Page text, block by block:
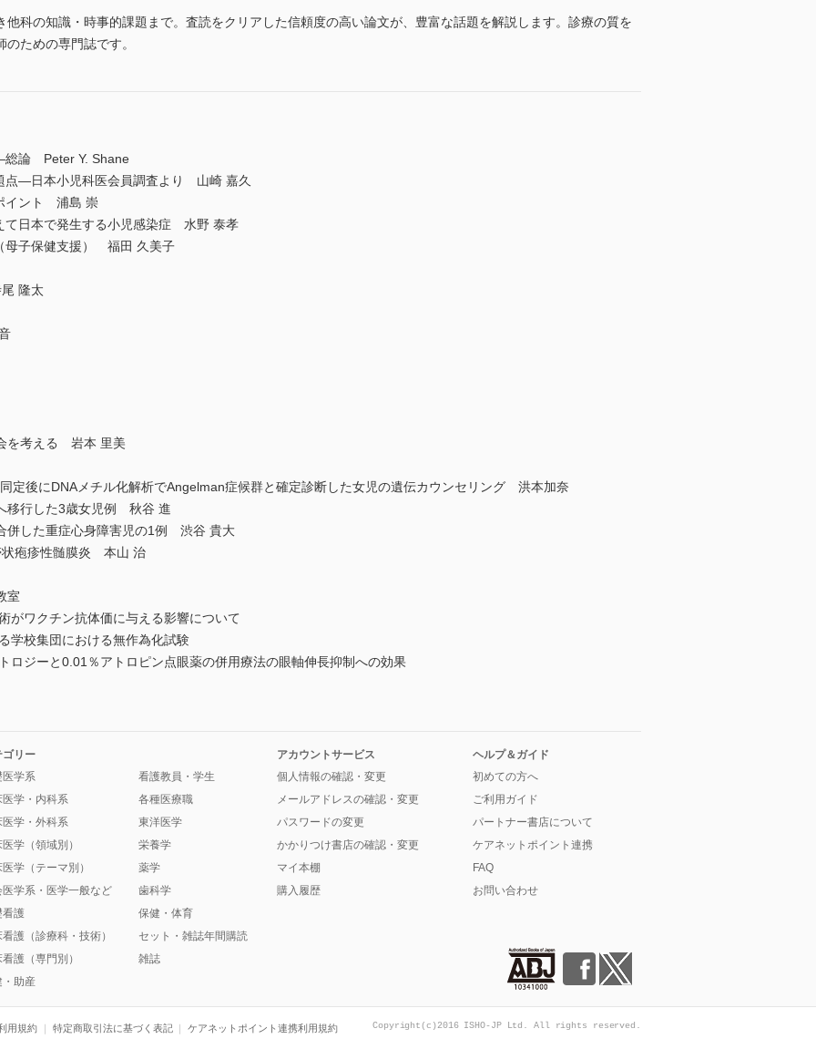
科の知識・時事的課題まで。査読をクリアした信頼度の高い論文が、豊富な話題を解説します。診療の質を
ための専門誌です。
総論 Peter Y. Shane
点―日本小児科医会員調査より 山崎 嘉久
イント 浦島 崇
日本で発生する小児感染症 水野 泰孝
母子保健支援） 福田 久美子
隆太
を考える 岩本 里美
定後にDNAメチル化解析でAngelman症候群と確定診断した女児の遺伝カウンセリング 洪本加奈
移行した3歳女児例 秋谷 進
併した重症心身障害児の1例 渋谷 貴大
状疱疹性髄膜炎 本山 治
室
がワクチン抗体価に与える影響について
学校集団における無作為化試験
ロジーと0.01％アトロピン点眼薬の併用療法の眼軸伸長抑制への効果
ゴリー
医学系
医学・内科系
医学・外科系
学（領域別）
学（テーマ別）
医学系・医学一般など
看護
護（診療科・技術）
護（専門別）
・助産
看護教員・学生
各種医療職
東洋医学
栄養学
薬学
歯科学
保健・体育
セット・雑誌年間購読
雑誌
アカウントサービス
個人情報の確認・変更
メールアドレスの確認・変更
パスワードの変更
かかりつけ書店の確認・変更
マイ本棚
購入履歴
ヘルプ＆ガイド
初めての方へ
ご利用ガイド
パートナー書店について
ケアネットポイント連携
FAQ
お問い合わせ
用規約 特定商取引法に基づく表記 ケアネットポイント連携利用規約 Copyright(c)2016 ISHO-JP Ltd. All rights reserved.